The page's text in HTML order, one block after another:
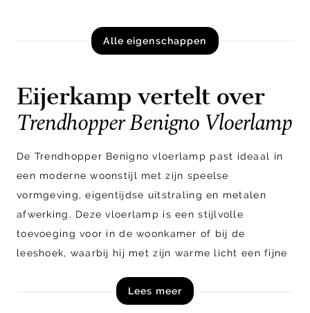
Alle eigenschappen
Eijerkamp vertelt over
Trendhopper Benigno Vloerlamp
De Trendhopper Benigno vloerlamp past ideaal in
een moderne woonstijl met zijn speelse
vormgeving, eigentijdse uitstraling en metalen
afwerking. Deze vloerlamp is een stijlvolle
toevoeging voor in de woonkamer of bij de
leeshoek, waarbij hij met zijn warme licht een fijne
bovendien een stoere touch aan je interieur.
Lees meer